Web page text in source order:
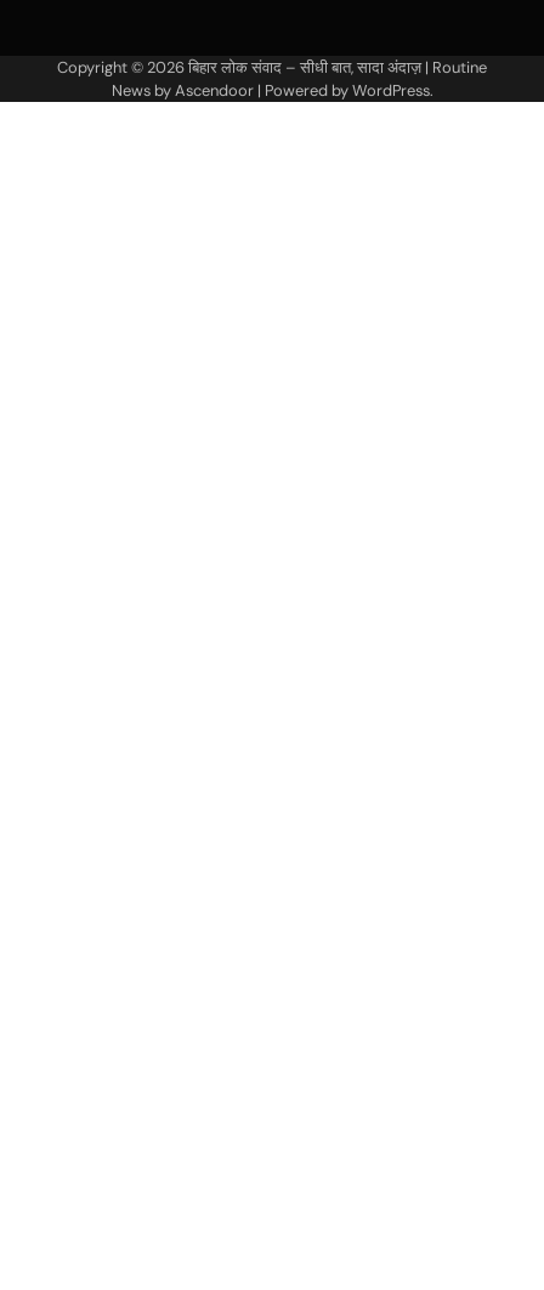
Copyright © 2026बिहार लोक संवाद – सीधी बात, सादा अंदाज़| Routine
News byAscendoor| Powered byWordPress.